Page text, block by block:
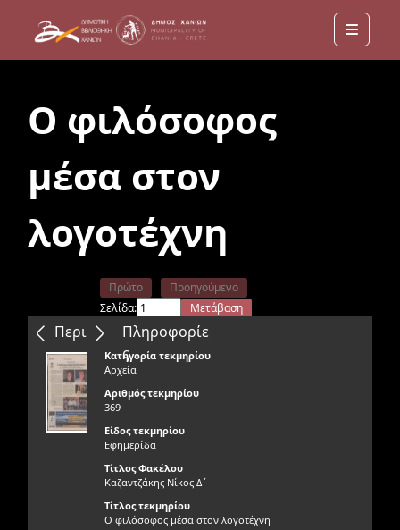
Menu
Ο φιλόσοφος
μέσα στον
λογοτέχνη
Περιεχόμενα
Πρώτο
Προηγούμενο
Σελίδα:
Μετάβαση
Επόμενο
Τελευταίο
Πληροφορίε
ς
Κατηγορία τεκμηρίου
Αρχεία
Αριθμός τεκμηρίου
369
Είδος τεκμηρίου
Εφημερίδα
Τίτλος Φακέλου
Καζαντζάκης Νίκος Δ΄
Τίτλος τεκμηρίου
Ο φιλόσοφος μέσα στον λογοτέχνη